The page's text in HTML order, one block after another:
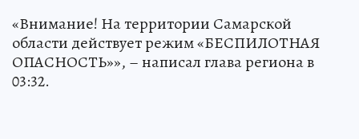
«Внимание! На территории Самарской
области действует режим «БЕСПИЛОТНАЯ
ОПАСНОСТЬ»», – написал глава региона в
03:32.